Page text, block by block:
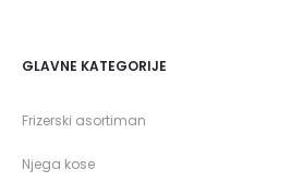
GLAVNE KATEGORIJE
Frizerski asortiman
Njega kose